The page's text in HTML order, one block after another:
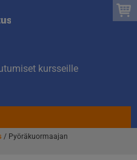
Suomen
kursseille
/ Pyöräkuormaajan